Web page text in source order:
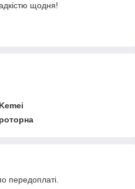
щодня!
Kemei
роторна
передоплаті.